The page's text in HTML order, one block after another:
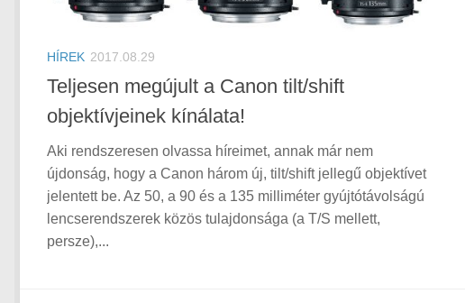
HÍREK 2017.08.29
Teljesen megújult a Canon tilt/shift
objektívjeinek kínálata!
Aki rendszeresen olvassa híreimet, annak már nem
újdonság, hogy a Canon három új, tilt/shift jellegű objektívet
jelentett be. Az 50, a 90 és a 135 milliméter gyújtótávolságú
lencserendszerek közös tulajdonsága (a T/S mellett,
persze),...